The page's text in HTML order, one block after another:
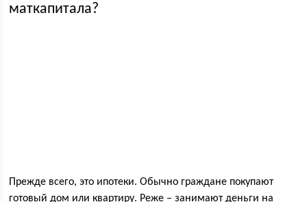
маткапитала?
Прежде всего, это ипотеки. Обычно граждане покупают
готовый дом или квартиру. Реже – занимают деньги на